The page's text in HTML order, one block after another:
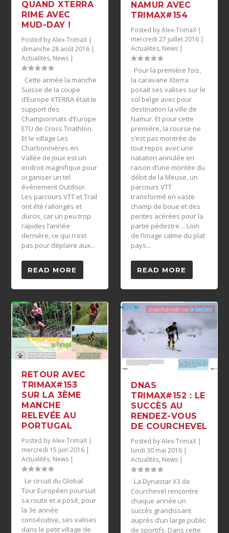
QUAND XTERRA
RIME AVEC
MUD-DAY !
Posted byAlex-TrimaX |
dimanche 28 août 2016 |
Actualités, News |
Cette année la manche
Suisse de la coupe
d’Europe XTERRA était le
support des
Championnats d’Europe
ETU de Cross Triathlon.
Et le village Les
Charbonnières en
Vallée de Joux est un
endroit magnifique pour
organiser un tel
événement Outdoor.
Les parcours VTT et Trail
ont été rallongés et
durcis, car un peu trop
rapides l’année
dernière, ce qui n’est
pas pour déplaire aux...
READ MORE
RETOUR AVEC
TRIMAX#153
SUR LA 3ÈME
MANCHE
RELEVÉE AU
PORTUGAL
Posted byAlex-TrimaX |
mercredi 15 juin 2016 |
Actualités, News |
Le circuit du Global
Tour Européen poursuit
sa route et a posé, pour
la 3e année
consécutive, ses valises
dans le petit village de
NAMUR AVEC
TRIMAX#154
Posted byAlex-TrimaX |
mercredi 27 juillet 2016 |
Actualités, News |
Pour la première fois,
la caravane Xterra
posait ses valises sur le
sol belge avec pour
destination la ville de
Namur. Et pour cette
première, la course ne
s’est pas montrée de
tout repos avec une
natation annulée en
raison d’une montée du
débit de la Meuse, un
parcours VTT
transformé en vaste
champ de boue et des
pentes acérées pour la
partie pédestre… Loin
de l’image calme du plat
pays...
READ MORE
DNAS
TRIMAX#152 : LE
SUCCÈS AU
RENDEZ-VOUS
DE COURCHEVEL
Posted byAlex-TrimaX |
lundi 30 mai 2016 |
Actualités, News |
La Dynastar X3 de
Courchevel rencontre
chaque année un
succès grandissant
auprès d’un large public
de sportifs. Dans cette